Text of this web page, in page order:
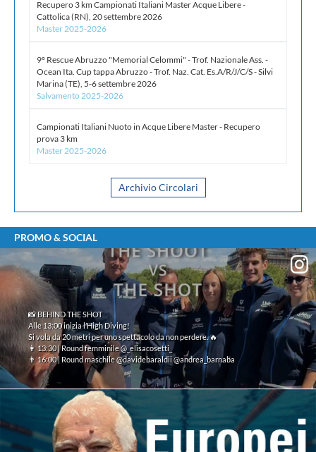
Recupero 3 km Campionati Italiani Master Acque Libere -
Cattolica (RN), 20 settembre 2026
Master 2025-2026
9° Rescue Abruzzo "Memorial Celommi" - Trof. Nazionale Ass. -
Ocean Ita. Cup tappa Abruzzo - Trof. Naz. Cat. Es.A/R/J/C/S - Silvi
Marina (TE), 5-6 settembre 2026
Salvamento 2025-2026
Campionati Italiani Nuoto in Acque Libere Master - Recupero
prova 3 km
Master 2025-2026
Archivio Circolari
Allievi C maschile - Notiziario n.1 del 20.07.2026
20 Luglio 2026 - Giudice Sportivo Nazionale - Provvedimenti
Allievi A maschile - Notiziario n.4 del 20.07.2026
Archivio Giustizia
PROMO & SOCIAL
📸 BEHIND THE SHOT
Alle 13:00 inizia l’High Diving!
Si vola da 20 metri per uno spettacolo da non perdere. 🔥
👩 13:30 | Round femminile @_elisacosetti_
👨 16:00 | Round maschile @davidebaraldii @andrea_barnaba